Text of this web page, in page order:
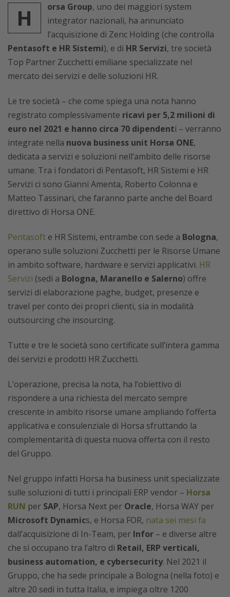
H orsa Group, uno dei maggiori system
integrator nazionali, ha annunciato
l’acquisizione di Zenc Holding (che controlla
Pentasoft e HR Sistemi), e di HR Servizi, tre società
Top Partner Zucchetti emiliane specializzate nel
mercato dei servizi e delle soluzioni HR.
Le tre società – che come spiega una nota hanno
registrato complessivamente ricavi per 5,2 milioni di
euro nel 2021 e hanno circa 70 dipendenti – verranno
integrate nella nuova business unit Horsa ONE,
dedicata a servizi e soluzioni nell’ambito delle risorse
umane. Tra i fondatori di Pentasoft, HR Sistemi e HR
Servizi ci sono Gianni Amenta, Roberto Colonna e
Matteo Tassinari, che faranno parte anche del Board
direttivo di Horsa ONE.
Pentasoft e HR Sistemi, entrambe con sede a Bologna,
operano sulle soluzioni Zucchetti per le Risorse Umane
in ambito software, hardware e servizi applicativi. HR
Servizi (sedi a Bologna, Maranello e Salerno) offre
servizi di elaborazione paghe, budget, presenze e
travel per conto dei propri clienti, sia in modalità
outsourcing che insourcing.
Tutte e tre le società sono certificate sull’intera gamma
dei servizi e prodotti HR Zucchetti.
L’operazione, precisa la nota, ha l’obiettivo di
rispondere a una richiesta del mercato sempre
crescente in ambito risorse umane ampliando l’offerta
applicativa e consulenziale di Horsa sfruttando la
complementarità di questa nuova offerta con il resto
del Gruppo.
Nel gruppo infatti Horsa ha business unit specializzate
sulle soluzioni di tutti i principali ERP vendor – Horsa
RUN per SAP, Horsa Next per Oracle, Horsa WAY per
Microsoft Dynamics, e Horsa FOR, nata sei mesi fa
dall’acquisizione di In-Team, per Infor – e diverse altre
che si occupano tra l’altro di Retail, ERP verticali,
business automation, e cybersecurity. Nel 2021 il
Gruppo, che ha sede principale a Bologna (nella foto) e
altre 20 sedi in tutta Italia, e impiega oltre 1200